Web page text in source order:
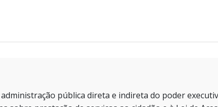
pública direta e indireta do poder